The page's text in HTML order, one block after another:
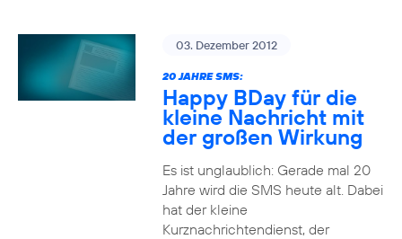
03. Dezember 2012
20 JAHRE SMS:
Happy BDay für die
kleine Nachricht mit
der großen Wirkung
Es ist unglaublich: Gerade mal 20
Jahre wird die SMS heute alt. Dabei
hat der kleine
Kurznachrichtendienst, der